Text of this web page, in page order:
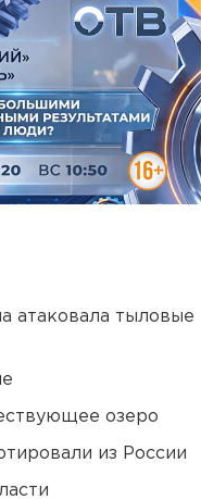
атаковала тыловые
озеро
из России